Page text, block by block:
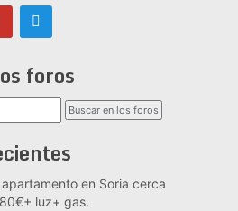
foros
apartamento en Soria cerca
luz+ gas.